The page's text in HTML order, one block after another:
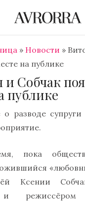
» Новости »
на публике
и Собчак
публике
о разводе
пока
Ксении
и режиссёром